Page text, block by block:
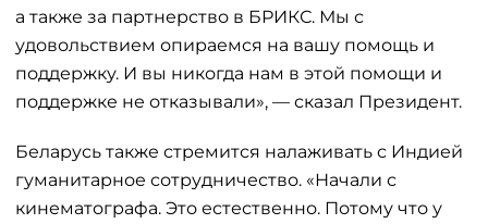
а также за партнерство в БРИКС. Мы с
удовольствием опираемся на вашу помощь и
поддержку. И вы никогда нам в этой помощи и
поддержке не отказывали», — сказал Президент.
Беларусь также стремится налаживать с Индией
гуманитарное сотрудничество. «Начали с
кинематографа. Это естественно. Потому что у